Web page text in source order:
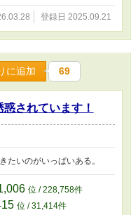
登録日 2025.09.21
に追加 69
されています！
たいのがいっぱいある。
位 / 228,758件
位 / 31,414件